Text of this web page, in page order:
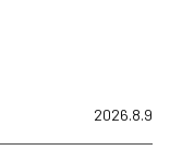
2026.8.9